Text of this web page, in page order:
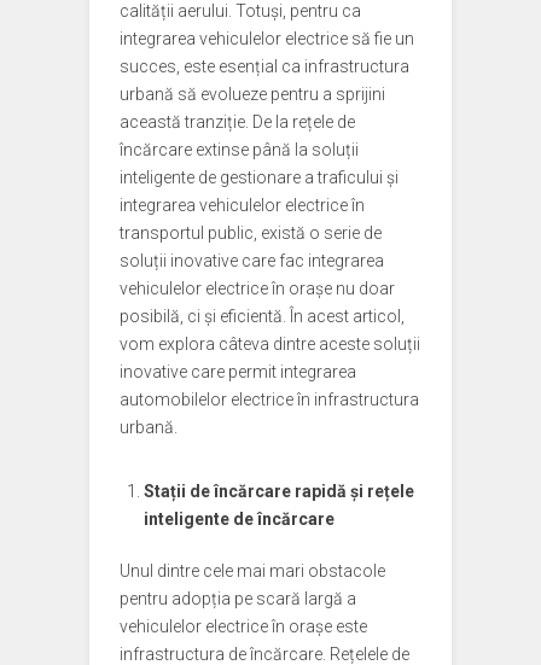
calității aerului. Totuși, pentru ca
integrarea vehiculelor electrice să fie un
succes, este esențial ca infrastructura
urbană să evolueze pentru a sprijini
această tranziție. De la rețele de
încărcare extinse până la soluții
inteligente de gestionare a traficului și
integrarea vehiculelor electrice în
transportul public, există o serie de
soluții inovative care fac integrarea
vehiculelor electrice în orașe nu doar
posibilă, ci și eficientă. În acest articol,
vom explora câteva dintre aceste soluții
inovative care permit integrarea
automobilelor electrice în infrastructura
urbană.
Stații de încărcare rapidă și rețele
inteligente de încărcare
Unul dintre cele mai mari obstacole
pentru adopția pe scară largă a
vehiculelor electrice în orașe este
infrastructura de încărcare. Rețelele de